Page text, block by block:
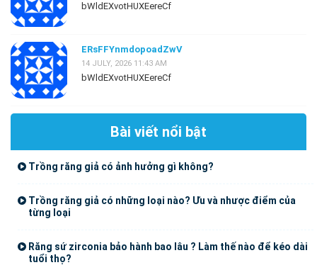
bWldEXvotHUXEereCf
ERsFFYnmdopoadZwV
14 JULY, 2026 11:43 AM
bWldEXvotHUXEereCf
Bài viết nổi bật
Trồng răng giả có ảnh hưởng gì không?
Trồng răng giả có những loại nào? Ưu và nhược điểm của
từng loại
Răng sứ zirconia bảo hành bao lâu ? Làm thế nào để kéo dài
tuổi thọ?